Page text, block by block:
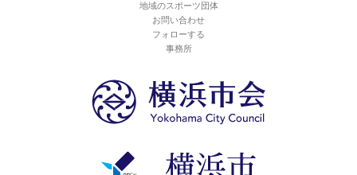
地域のスポーツ団体
お問い合わせ
フォローする
事務所